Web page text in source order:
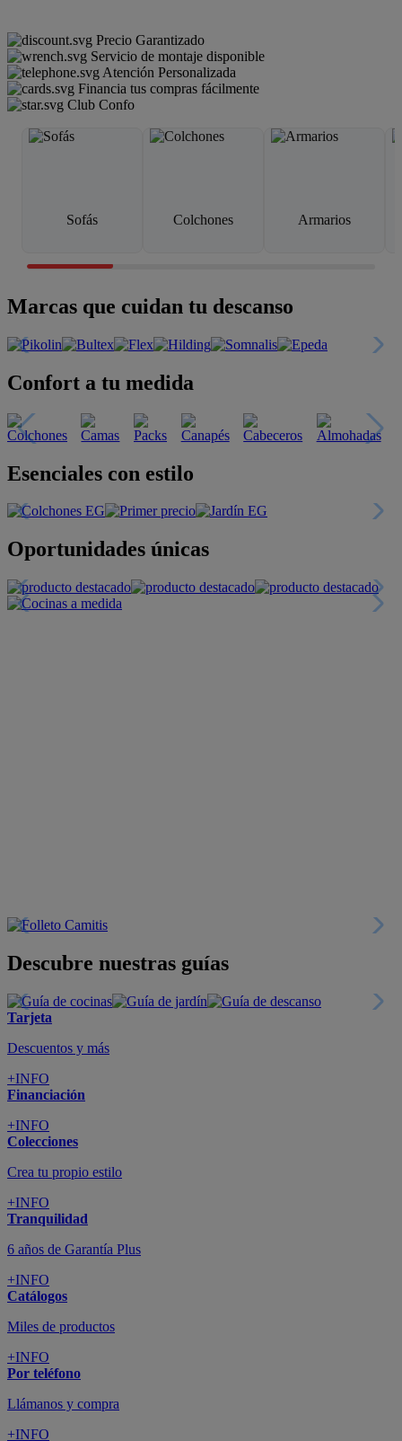
Precio Garantizado
Servicio de montaje disponible
Atención Personalizada
Financia tus compras fácilmente
Club Confo
Sofás Colchones Armarios
Marcas que cuidan tu descanso
Confort a tu medida
Esenciales con estilo
Oportunidades únicas
Descubre nuestras guías
Tarjeta
Descuentos y más
+INFO
Financiación
+INFO
Colecciones
Crea tu propio estilo
+INFO
Tranquilidad
6 años de Garantía Plus
+INFO
Catálogos
Miles de productos
+INFO
Por teléfono
Llámanos y compra
+INFO